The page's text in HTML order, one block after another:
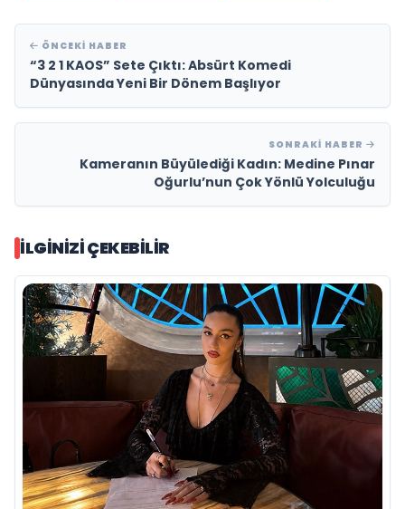
ÖNCEKI HABER
“3 2 1 KAOS” Sete Çıktı: Absürt Komedi
Dünyasında Yeni Bir Dönem Başlıyor
SONRAKI HABER
Kameranın Büyülediği Kadın: Medine Pınar
Oğurlu’nun Çok Yönlü Yolculuğu
İLGINIZI ÇEKEBILIR